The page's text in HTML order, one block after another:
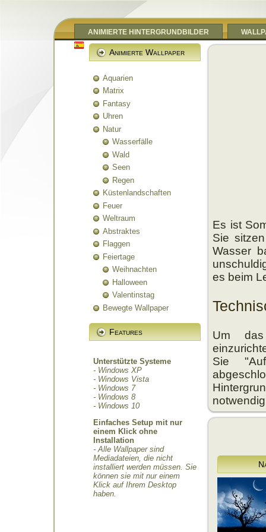
ANIMIERTE HINTERGRUNDBILDER
Animierte Wallpaper
Aquarien
Matrix
Fantasy
Uhren
Natur
Wasserfälle
Wald
Seen
Regen
Küstenlandschaften
Feuer
Weltraum
Abstraktes
Flaggen
Feiertage
Weihnachten
Halloween
Valentinstag
Bewegte Wallpaper
Features
Unterstützte Systeme
- Windows XP
- Windows Vista
- Windows 7
- Windows 8
- Windows 10
Einfaches Setup mit nur
einem Klick ohne
Installation
- Alle Wallpaper sind
Mediadateien, die nicht
installiert werden müssen. Sie
können sie mit nur einem
Klick auf Ihrem Desktop
haben.
Es ist
Sie
Wasser
es beim
Um das
Sie